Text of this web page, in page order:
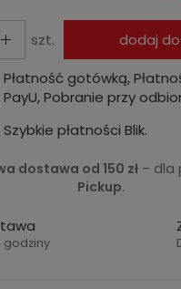
szt.
dodaj
Płatność gotówką,
PayU, Pobranie przy
Szybkie płatności Blik.
dostawa od 150 zł – dla
Pickup.
godziny